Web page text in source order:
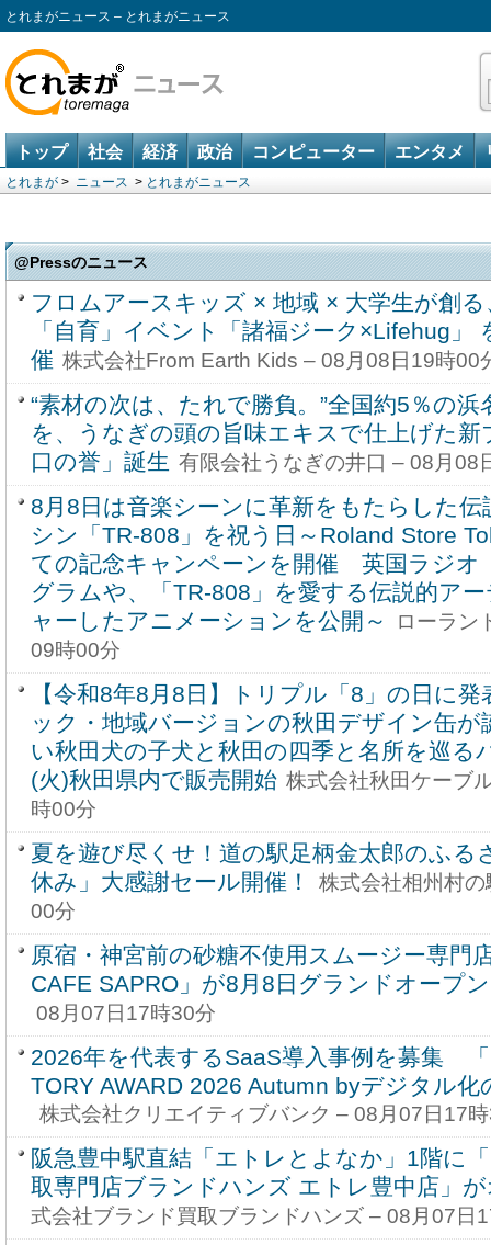
とれまがニュース – とれまがニュース
トップ 社会 経済 政治 コンピューター エンタメ
とれまが > ニュース > とれまがニュース
@Pressのニュース
フロムアースキッズ × 地域 × 大学生が創
「自育」イベント「諸福ジーク×Lifehug」
催 株式会社From Earth Kids – 08月08日19時00
“素材の次は、たれで勝負。”全国約5％の浜
を、うなぎの頭の旨味エキスで仕上げた新
口の誉」誕生 有限会社うなぎの井口 – 08月08
8月8日は音楽シーンに革新をもたらした
シン「TR-808」を祝う日～Roland Store
ての記念キャンペーンを開催 英国ラジオ
グラムや、「TR-808」を愛する伝説的ア
ャーしたアニメーションを公開～
ローラン
09時00分
【令和8年8月8日】トリプル「8」の日に
ック・地域バージョンの秋田デザイン缶が
い秋田犬の子犬と秋田の四季と名所を巡る
(火)秋田県内で販売開始 株式会社秋田ケーブ
時00分
夏を遊び尽くせ！道の駅足柄金太郎のふる
休み」大感謝セール開催！
株式会社相州村
00分
原宿・神宮前の砂糖不使用スムージー専門
CAFE SAPRO」が8月8日グランドオープン
08月07日17時30分
2026年を代表するSaaS導入事例を募集
TORY AWARD 2026 Autumn byデジタル化
株式会社クリエイティブバンク – 08月07日17
阪急豊中駅直結「エトレとよなか」1階に
取専門店ブランドハンズ エトレ豊中店」
式会社ブランド買取ブランドハンズ – 08月07日